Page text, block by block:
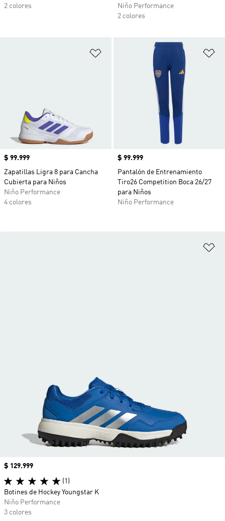
2 colores
Niño Performance
2 colores
Añadir a la lista de deseos
Precio
$ 99.999
Zapatillas Ligra 8 para Cancha
Cubierta para Niños
Niño Performance
4 colores
Precio
$ 99.999
Pantalón de Entrenamiento
Tiro26 Competition Boca 26/27
para Niños
Niño Performance
Precio
$ 129.999
(1)
Botines de Hockey Youngstar K
Niño Performance
3 colores